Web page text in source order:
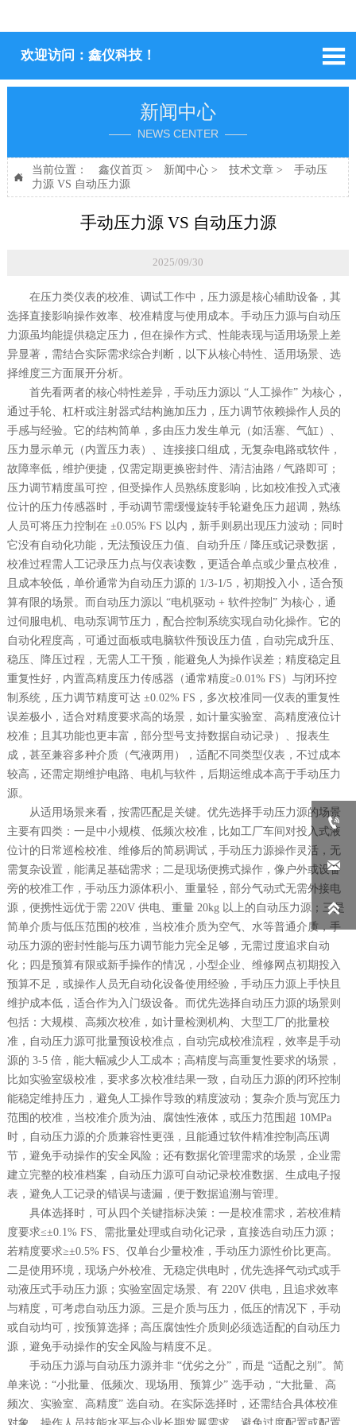
欢迎访问：鑫仪科技！ 
新闻中心
—— NEWS CENTER ——

当前位置： 鑫仪首页 > 新闻中心> 技术文章>
手动压
力源 VS 自动压力源
手动压力源 VS 自动压力源
2025/09/30
在压力类仪表的校准、调试工作中，压力源是核心辅助设备，其
选择直接影响操作效率、校准精度与使用成本。手动压力源与自动压
力源虽均能提供稳定压力，但在操作方式、性能表现与适用场景上差
异显著，需结合实际需求综合判断，以下从核心特性、适用场景、选
择维度三方面展开分析。
首先看两者的核心特性差异，手动压力源以 “人工操作” 为核心，
通过手轮、杠杆或注射器式结构施加压力，压力调节依赖操作人员的
手感与经验。它的结构简单，多由压力发生单元（如活塞、气缸）、
压力显示单元（内置压力表）、连接接口组成，无复杂电路或软件，
故障率低，维护便捷，仅需定期更换密封件、清洁油路 / 气路即可；
压力调节精度虽可控，但受操作人员熟练度影响，比如校准投入式液
位计的压力传感器时，手动调节需缓慢旋转手轮避免压力超调，熟练
人员可将压力控制在 ±0.05% FS 以内，新手则易出现压力波动；同时
它没有自动化功能，无法预设压力值、自动升压 / 降压或记录数据，
校准过程需人工记录压力点与仪表读数，更适合单点或少量点校准，
且成本较低，单价通常为自动压力源的 1/3-1/5，初期投入小，适合预
算有限的场景。而自动压力源以 “电机驱动 + 软件控制” 为核心，通
过伺服电机、电动泵调节压力，配合控制系统实现自动化操作。它的
自动化程度高，可通过面板或电脑软件预设压力值，自动完成升压、
稳压、降压过程，无需人工干预，能避免人为操作误差；精度稳定且
重复性好，内置高精度压力传感器（通常精度≥0.01% FS ）与闭环控
制系统，压力调节精度可达 ±0.02% FS ，多次校准同一仪表的重复性
误差极小，适合对精度要求高的场景， 如计量实验室、高精度液位计
校准； 且其功能也更丰富，部分型号支持数据自动记录）、报表生
成，甚至兼容多种介质（气液两用），适配不同类型仪表，不过成本
较高，还需定期维护电路、电机与软件，后期运维成本高于手动压力
源。
从适用场景来看，按需匹配是关键。优先选择手动压力源的场景
主要有四类：一是中小规模、低频次校准，比如工厂车间对投入式液
位计的日常巡检校准、维修后的简易调试，手动压力源操作灵活，无
需复杂设置，能满足基础需求；二是现场便携式操作，像户外或设备
旁的校准工作，手动压力源体积小、重量轻，部分气动式无需外接电
源，便携性远优于需 220V 供电、重量 20kg 以上的自动压力源；三是
简单介质与低压范围的校准，当校准介质为空气、水等普通介质，手
动压力源的密封性能与压力调节能力完全足够，无需过度追求自动
化；四是预算有限或新手操作的情况，小型企业、维修网点初期投入
预算不足，或操作人员无自动化设备使用经验，手动压力源上手快且
维护成本低，适合作为入门级设备。而优先选择自动压力源的场景则
包括：大规模、高频次校准，如计量检测机构、大型工厂的批量校
准，自动压力源可批量预设校准点，自动完成校准流程，效率是手动
源的 3-5 倍，能大幅减少人工成本；高精度与高重复性要求的场景，
比如实验室级校准，要求多次校准结果一致，自动压力源的闭环控制
能稳定维持压力，避免人工操作导致的精度波动；复杂介质与宽压力
范围的校准，当校准介质为油、腐蚀性液体，或压力范围超 10MPa
时，自动压力源的介质兼容性更强，且能通过软件精准控制高压调
节，避免手动操作的安全风险；还有数据化管理需求的场景，企业需
建立完整的校准档案，自动压力源可自动记录校准数据、生成电子报
表，避免人工记录的错误与遗漏，便于数据追溯与管理。
具体选择时，可从四个关键指标决策：一是校准需求，若校准精
度要求≤±0.1% FS、需批量处理或自动化记录，直接选自动压力源；
若精度要求≥±0.5% FS、仅单台少量校准，手动压力源性价比更高。
二是使用环境，现场户外校准、无稳定供电时，优先选择气动式或手
动液压式手动压力源；实验室固定场景、有 220V 供电，且追求效率
与精度，可考虑自动压力源。三是介质与压力，低压的情况下，手动
或自动均可，按预算选择；高压腐蚀性介质则必须选适配的自动压力
源，避免手动操作的安全风险与精度不足。
手动压力源与自动压力源并非 “优劣之分”，而是 “适配之别”。简
单来说：“小批量、低频次、现场用、预算少” 选手动，“大批量、高
频次、实验室、高精度” 选自动。在实际选择时，还需结合具体校准


